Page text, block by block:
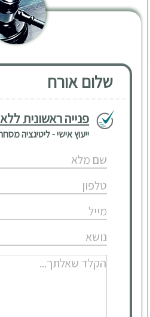
שלום אורח
פנייה ראשונית
ייעוץ אישי - ליטיגציה